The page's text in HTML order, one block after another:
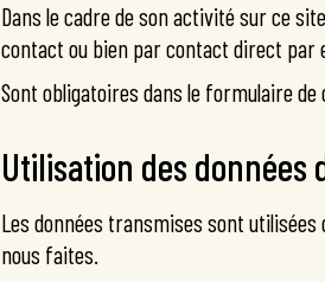
Dans le cadre de son activité sur ce
contact ou bien par contact direct par
Sont obligatoires dans le formulaire
Utilisation des données
Les données transmises sont utilisées
nous faites.